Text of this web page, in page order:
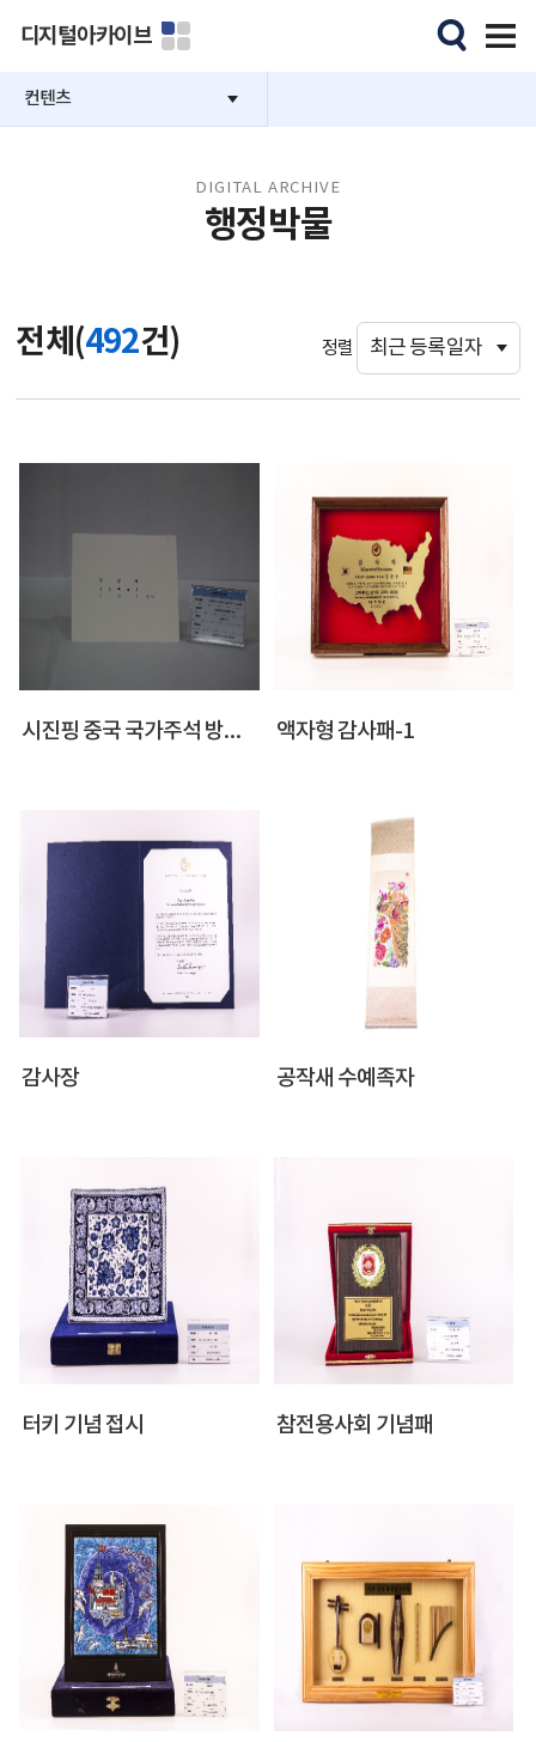
디지털아카이브
컨텐츠
DIGITAL ARCHIVE
행정박물
전체(492건) 정렬
시진핑 중국 국가주석 방한 만찬 참석 초대장 액자형 감사패-1
감사장 공작새 수예족자
터키 기념 접시 참전용사회 기념패